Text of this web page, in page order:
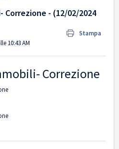
- (12/02/2024
Stampa
10:43 AM
Correzione